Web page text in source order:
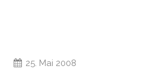
25. Mai 2008